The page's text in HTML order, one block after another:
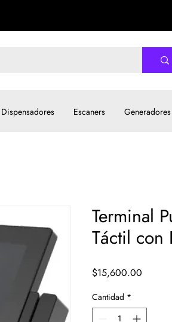
Dispensadores Escaners Generadores
Terminal
Táctil con
$15,600.00
Cantidad *